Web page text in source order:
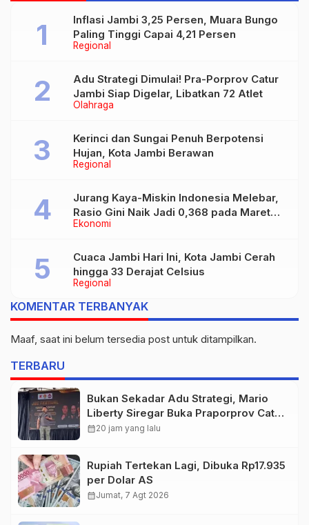
Regional
Inflasi Jambi 3,25 Persen, Muara Bungo
Paling Tinggi Capai 4,21 Persen
Olahraga
Adu Strategi Dimulai! Pra-Porprov Catur
Jambi Siap Digelar, Libatkan 72 Atlet
Regional
Kerinci dan Sungai Penuh Berpotensi
Hujan, Kota Jambi Berawan
Ekonomi
Jurang Kaya-Miskin Indonesia Melebar,
Rasio Gini Naik Jadi 0,368 pada Maret
2026
Regional
Cuaca Jambi Hari Ini, Kota Jambi Cerah
hingga 33 Derajat Celsius
KOMENTAR TERBANYAK
Maaf, saat ini belum tersedia post untuk ditampilkan.
TERBARU
Bukan Sekadar Adu Strategi, Mario
Liberty Siregar Buka Praporprov Catur
Jambi
calendar_month20 jam yang lalu
Rupiah Tertekan Lagi, Dibuka Rp17.935
per Dolar AS
calendar_monthJumat, 7 Agt 2026